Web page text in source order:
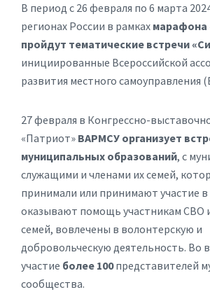
В период с 26 февраля по 6 марта
регионах России в рамках марафона
пройдут тематические встречи
инициированные Всероссийской
развития местного самоуправления
27 февраля в Конгрессно-
«Патриот» ВАРМСУ организует
муниципальных образований, с
служащими и членами их семей,
принимали или принимают участие
оказывают помощь участникам СВО
семей, вовлечены в волонтерскую и
добровольческую деятельность. Во
участие более 100представителей
сообщества.